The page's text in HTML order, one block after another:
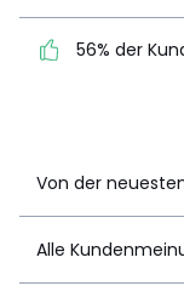
56% der
Von der
Alle